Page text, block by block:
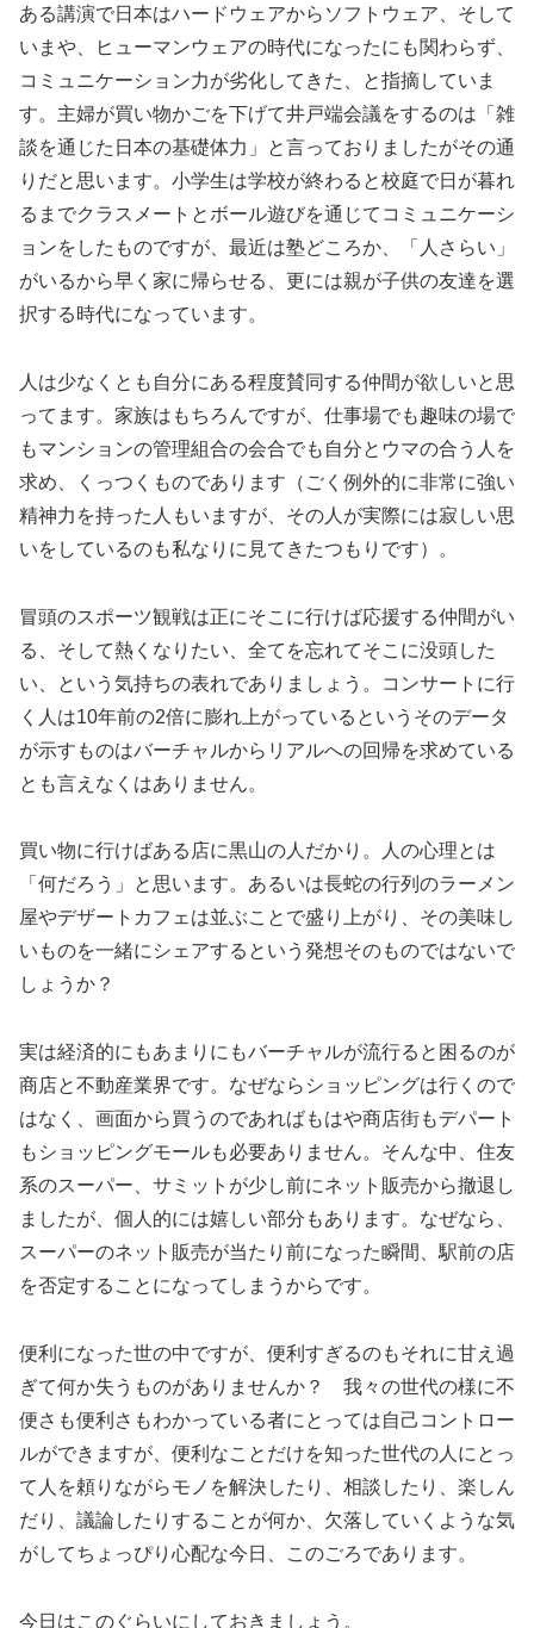
ある講演で日本はハードウェアからソフトウェア、そして
いまや、ヒューマンウェアの時代になったにも関わらず、
コミュニケーション力が劣化してきた、と指摘していま
す。主婦が買い物かごを下げて井戸端会議をするのは「雑
談を通じた日本の基礎体力」と言っておりましたがその通
りだと思います。小学生は学校が終わると校庭で日が暮れ
るまでクラスメートとボール遊びを通じてコミュニケーシ
ョンをしたものですが、最近は塾どころか、「人さらい」
がいるから早く家に帰らせる、更には親が子供の友達を選
択する時代になっています。
人は少なくとも自分にある程度賛同する仲間が欲しいと思
ってます。家族はもちろんですが、仕事場でも趣味の場で
もマンションの管理組合の会合でも自分とウマの合う人を
求め、くっつくものであります（ごく例外的に非常に強い
精神力を持った人もいますが、その人が実際には寂しい思
いをしているのも私なりに見てきたつもりです）。
冒頭のスポーツ観戦は正にそこに行けば応援する仲間がい
る、そして熱くなりたい、全てを忘れてそこに没頭した
い、という気持ちの表れでありましょう。コンサートに行
く人は10年前の2倍に膨れ上がっているというそのデータ
が示すものはバーチャルからリアルへの回帰を求めている
とも言えなくはありません。
買い物に行けばある店に黒山の人だかり。人の心理とは
「何だろう」と思います。あるいは長蛇の行列のラーメン
屋やデザートカフェは並ぶことで盛り上がり、その美味し
いものを一緒にシェアするという発想そのものではないで
しょうか？
実は経済的にもあまりにもバーチャルが流行ると困るのが
商店と不動産業界です。なぜならショッピングは行くので
はなく、画面から買うのであればもはや商店街もデパート
もショッピングモールも必要ありません。そんな中、住友
系のスーパー、サミットが少し前にネット販売から撤退し
ましたが、個人的には嬉しい部分もあります。なぜなら、
スーパーのネット販売が当たり前になった瞬間、駅前の店
を否定することになってしまうからです。
便利になった世の中ですが、便利すぎるのもそれに甘え過
ぎて何か失うものがありませんか？ 我々の世代の様に不
便さも便利さもわかっている者にとっては自己コントロー
ルができますが、便利なことだけを知った世代の人にとっ
て人を頼りながらモノを解決したり、相談したり、楽しん
だり、議論したりすることが何か、欠落していくような気
がしてちょっぴり心配な今日、このごろであります。
今日はこのぐらいにしておきましょう。